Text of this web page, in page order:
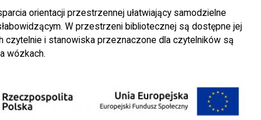
orientacji przestrzennej ułatwiający samodzielne
W przestrzeni bibliotecznej są dostępne jej
czytelnie i stanowiska przeznaczone dla czytelników są
wózkach.